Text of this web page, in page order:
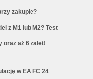
zakupie?
z M1 lub M2? Test
oraz aż 6 zalet!
w EA FC 24